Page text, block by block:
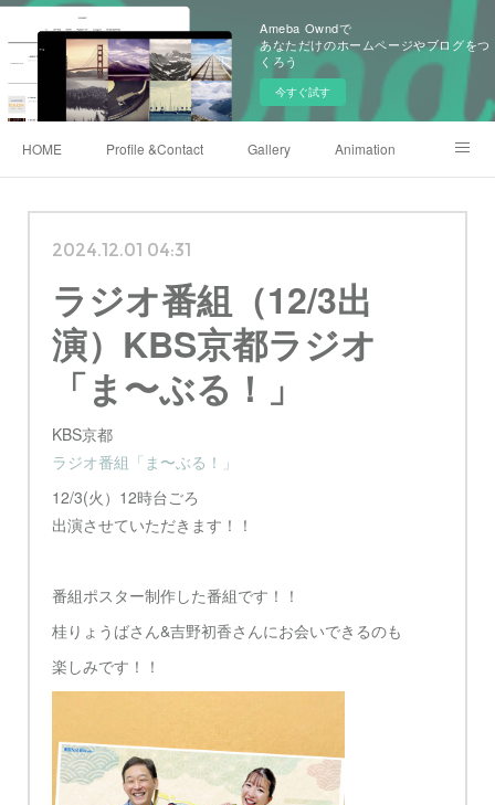
Ameba Owndで
あなただけのホームページやブログをつ
くろう
今すぐ試す
HOME Profile &Contact Gallery Animation
2024.12.01 04:31
ラジオ番組（12/3出
演）KBS京都ラジオ
「ま〜ぶる！」
KBS京都
ラジオ番組「ま〜ぶる！」
12/3(火）12時台ごろ
出演させていただきます！！
番組ポスター制作した番組です！！
桂りょうばさん&吉野初香さんにお会いできるのも
楽しみです！！